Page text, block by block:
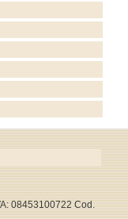
08453100722 Cod.